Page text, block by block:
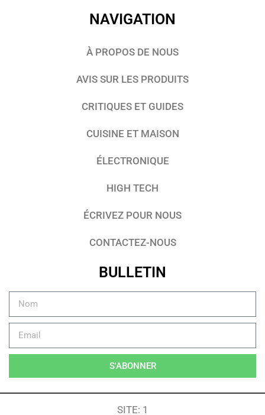
NAVIGATION
À PROPOS DE NOUS
AVIS SUR LES PRODUITS
CRITIQUES ET GUIDES
CUISINE ET MAISON
ÉLECTRONIQUE
HIGH TECH
ÉCRIVEZ POUR NOUS
CONTACTEZ-NOUS
BULLETIN
S'ABONNER
SITE: 1